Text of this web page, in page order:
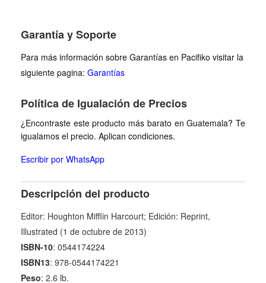
Garantía y Soporte
Para más información sobre Garantías en Pacifiko visitar la
siguiente pagina: Garantías
Política de Igualación de Precios
¿Encontraste este producto más barato en Guatemala? Te
igualamos el precio. Aplican condiciones.
Escribir por WhatsApp
Descripción del producto
Editor: Houghton Mifflin Harcourt; Edición: Reprint,
Illustrated (1 de octubre de 2013)
ISBN-10: 0544174224
ISBN13: 978-0544174221
Peso: 2.6 lb.